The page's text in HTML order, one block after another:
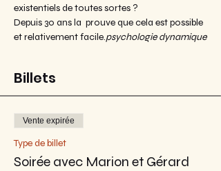
existentiels de toutes sortes ?
Depuis 30 ans la prouve que cela est possible
et relativement facile.psychologie dynamique
Billets
Vente expirée
Type de billet
Soirée avec Marion et Gérard